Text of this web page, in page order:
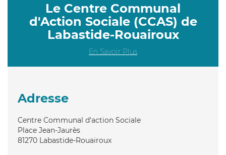
Le Centre Communal
d'Action Sociale (CCAS) de
Labastide-Rouairoux
En Savoir Plus
Adresse
Centre Communal d'action Sociale
Place Jean-Jaurès
81270 Labastide-Rouairoux